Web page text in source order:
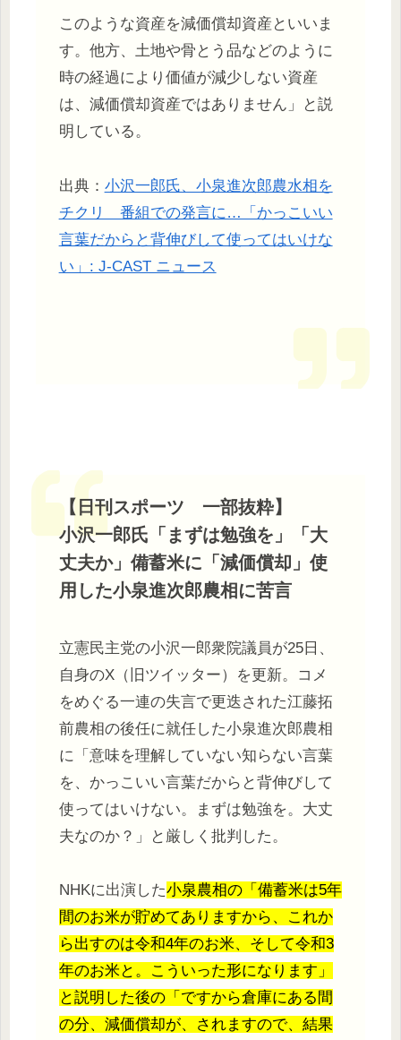
このような資産を減価償却資産といいま
す。他方、土地や骨とう品などのように
時の経過により価値が減少しない資産
は、減価償却資産ではありません」と説
明している。
出典： 小沢一郎氏、小泉進次郎農水相を
チクリ 番組での発言に…「かっこいい
言葉だからと背伸びして使ってはいけな
い」: J-CAST ニュース
【日刊スポーツ 一部抜粋】
小沢一郎氏「まずは勉強を」「大
丈夫か」備蓄米に「減価償却」使
用した小泉進次郎農相に苦言
立憲民主党の小沢一郎衆院議員が25日、
自身のX（旧ツイッター）を更新。コメ
をめぐる一連の失言で更迭された江藤拓
前農相の後任に就任した小泉進次郎農相
に「意味を理解していない知らない言葉
を、かっこいい言葉だからと背伸びして
使ってはいけない。まずは勉強を。大丈
夫なのか？」と厳しく批判した。
NHKに出演した小泉農相の「備蓄米は5年
間のお米が貯めてありますから、これか
ら出すのは令和4年のお米、そして令和3
年のお米と。こういった形になります」
と説明した後の「ですから倉庫にある間
の分、減価償却が、されますので、結果